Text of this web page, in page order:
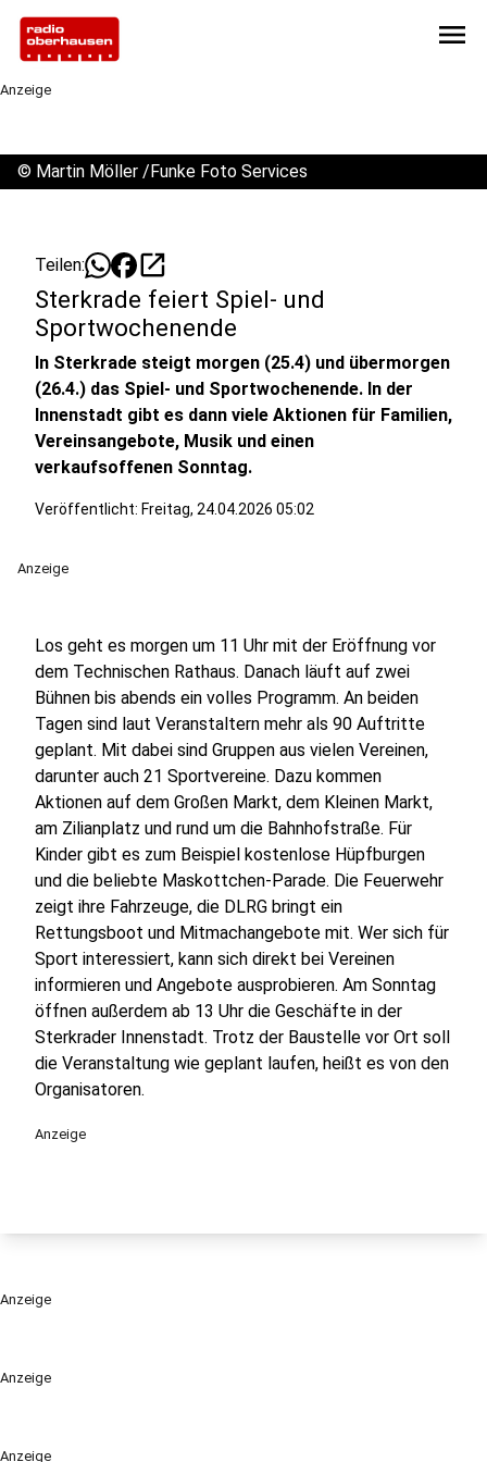
menu
Anzeige
Anzeige
Anzeige
© Martin Möller /Funke Foto Services
Teilen: open_in_new
Sterkrade feiert Spiel- und
Sportwochenende
In Sterkrade steigt morgen (25.4) und übermorgen
(26.4.) das Spiel- und Sportwochenende. In der
Innenstadt gibt es dann viele Aktionen für Familien,
Vereinsangebote, Musik und einen
verkaufsoffenen Sonntag.
Veröffentlicht: Freitag, 24.04.2026 05:02
Anzeige
Los geht es morgen um 11 Uhr mit der Eröffnung vor
dem Technischen Rathaus. Danach läuft auf zwei
Bühnen bis abends ein volles Programm. An beiden
Tagen sind laut Veranstaltern mehr als 90 Auftritte
geplant. Mit dabei sind Gruppen aus vielen Vereinen,
darunter auch 21 Sportvereine. Dazu kommen
Aktionen auf dem Großen Markt, dem Kleinen Markt,
am Zilianplatz und rund um die Bahnhofstraße. Für
Kinder gibt es zum Beispiel kostenlose Hüpfburgen
und die beliebte Maskottchen-Parade. Die Feuerwehr
zeigt ihre Fahrzeuge, die DLRG bringt ein
Rettungsboot und Mitmachangebote mit. Wer sich für
Sport interessiert, kann sich direkt bei Vereinen
informieren und Angebote ausprobieren. Am Sonntag
öffnen außerdem ab 13 Uhr die Geschäfte in der
Sterkrader Innenstadt. Trotz der Baustelle vor Ort soll
die Veranstaltung wie geplant laufen, heißt es von den
Organisatoren.
Anzeige
Anzeige